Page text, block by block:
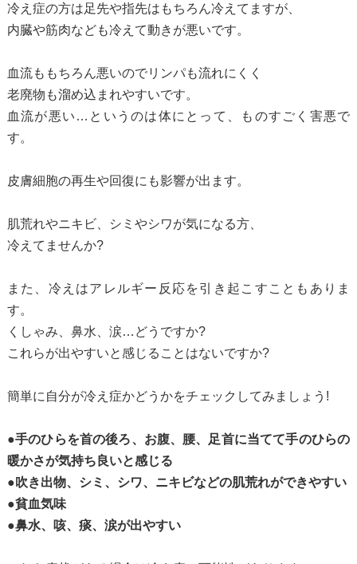
冷え症の方は足先や指先はもちろん冷えてますが、
内臓や筋肉なども冷えて動きが悪いです。
血流ももちろん悪いのでリンパも流れにくく
老廃物も溜め込まれやすいです。
血流が悪い…というのは体にとって、ものすごく害悪で
す。
皮膚細胞の再生や回復にも影響が出ます。
肌荒れやニキビ、シミやシワが気になる方、
冷えてませんか?
また、冷えはアレルギー反応を引き起こすこともありま
す。
くしゃみ、鼻水、涙…どうですか?
これらが出やすいと感じることはないですか?
簡単に自分が冷え症かどうかをチェックしてみましょう!
●手のひらを首の後ろ、お腹、腰、足首に当てて手のひらの
暖かさが気持ち良いと感じる
●吹き出物、シミ、シワ、ニキビなどの肌荒れができやすい
●貧血気味
●鼻水、咳、痰、涙が出やすい